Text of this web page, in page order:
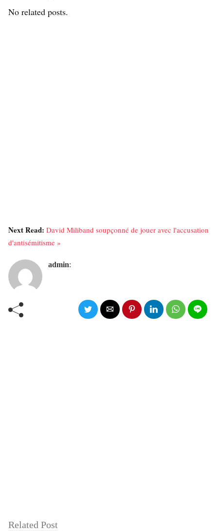
No related posts.
Next Read: David Miliband soupçonné de jouer avec l'accusation
d'antisémitisme »
admin:
Related Post